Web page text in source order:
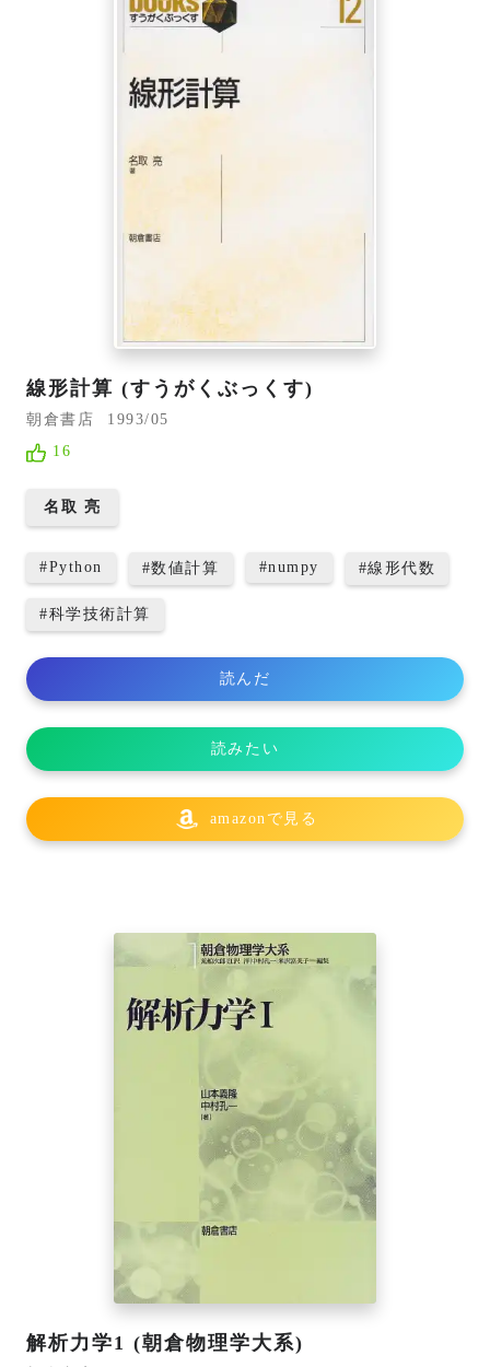
線形計算 (すうがくぶっくす)
朝倉書店
1993/05
16
名取 亮
#Python #数値計算 #numpy #線形代数
#科学技術計算
読んだ
読みたい
amazonで見る
解析力学1 (朝倉物理学大系)